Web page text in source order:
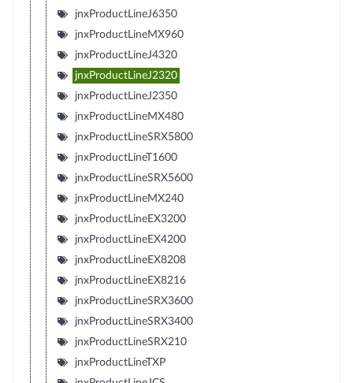
jnxProductLineJ6350
jnxProductLineMX960
jnxProductLineJ4320
jnxProductLineJ2320
jnxProductLineJ2350
jnxProductLineMX480
jnxProductLineSRX5800
jnxProductLineT1600
jnxProductLineSRX5600
jnxProductLineMX240
jnxProductLineEX3200
jnxProductLineEX4200
jnxProductLineEX8208
jnxProductLineEX8216
jnxProductLineSRX3600
jnxProductLineSRX3400
jnxProductLineSRX210
jnxProductLineTXP